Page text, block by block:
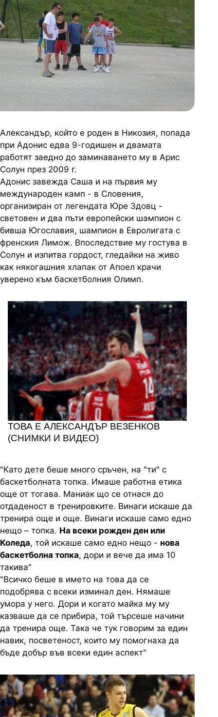
Александър, който е роден в Никозия, попада
при Адонис едва 9-годишен и двамата
работят заедно до заминаването му в Арис
Солун през 2009 г.
Адонис завежда Саша и на първия му
международен камп - в Словения,
организиран от легендата Юре Здовц -
световен и два пъти европейски шампион с
бивша Югославия, шампион в Евролигата с
френския Лимож. Впоследствие му гостува в
Солун и изпитва гордост, гледайки на живо
как някогашния хлапак от Апоел крачи
уверено към баскетболния Олимп.
ТОВА Е АЛЕКСАНДЪР ВЕЗЕНКОВ
(СНИМКИ И ВИДЕО)
"Като дете беше много сръчен, на "ти" с
баскетболната топка. Имаше работна етика
още от тогава. Маниак що се отнася до
отдаденост в тренировките. Винаги искаше да
тренира още и още. Винаги искаше само едно
нещо – топка. На всеки рожден ден или
Коледа, той искаше само едно нещо - нова
баскетболна топка, дори и вече да има 10
такива"
"Всичко беше в името на това да се
подобрява с всеки изминал ден. Нямаше
умора у него. Дори и когато майка му му
казваше да се прибира, той търсеше начини
да тренира още. Така че тук говорим за един
навик, посветеност, които му помогнаха да
бъде добър във всеки един аспект"